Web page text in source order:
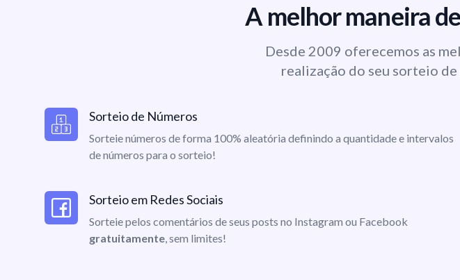
A melhor maneira
Desde 2009 oferecemos as
realização do seu sorteio
Sorteio de Números
Sorteie números de forma 100% aleatória definindo a quantidade e intervalos
de números para o sorteio!
Sorteio em Redes Sociais
Sorteie pelos comentários de seus posts no Instagram ou Facebook
gratuitamente, sem limites!